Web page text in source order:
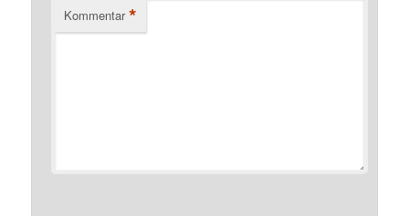
Kommentar *